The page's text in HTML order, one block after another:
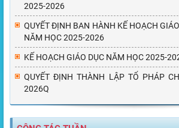
2025-2026
QUYẾT ĐỊNH BAN HÀNH KẾ HOẠCH
NĂM HỌC 2025-2026
KẾ HOẠCH GIÁO DỤC NĂM HỌC 2025-
QUYẾT ĐỊNH THÀNH LẬP TỔ PHÁP
2026Q